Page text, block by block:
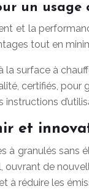
un usage
et la
tout en
la surface à
certifiés,
instructions
et
à granulés sans
ouvrant de
à réduire les